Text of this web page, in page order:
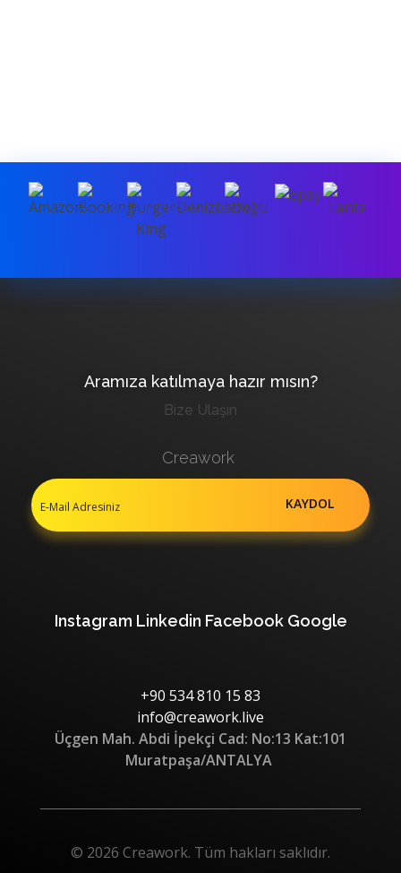
Aramıza katılmaya hazır mısın?
Bize Ulaşın
Creawork
Instagram Linkedin Facebook Google
+90 534 810 15 83
info@creawork.live
Üçgen Mah. Abdi İpekçi Cad: No:13 Kat:101
Muratpaşa/ANTALYA
© 2026 Creawork. Tüm hakları saklıdır.